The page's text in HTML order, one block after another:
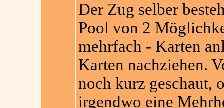
Der Zug selber
Pool von 2
mehrfach - Karten
Karten nachziehen.
noch kurz geschaut,
irgendwo eine